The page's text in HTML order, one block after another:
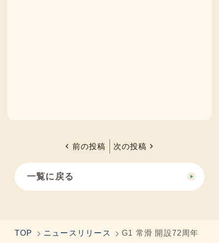
前の投稿 次の投稿
一覧に戻る
TOP ニュースリリース G1 常滑 開設72周年